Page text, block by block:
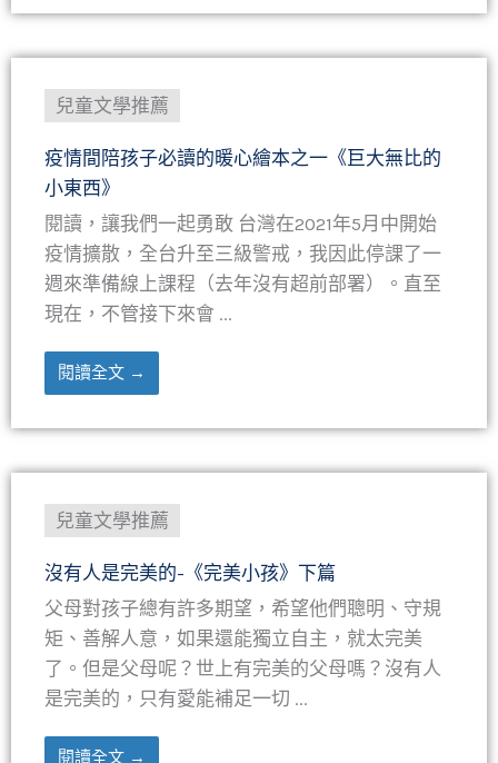
兒童文學推薦
疫情間陪孩子必讀的暖心繪本之一《巨大無比的
小東西》
閱讀，讓我們一起勇敢 台灣在2021年5月中開始
疫情擴散，全台升至三級警戒，我因此停課了一
週來準備線上課程（去年沒有超前部署）。直至
現在，不管接下來會 ...
閱讀全文 →
兒童文學推薦
沒有人是完美的-《完美小孩》下篇
父母對孩子總有許多期望，希望他們聰明、守規
矩、善解人意，如果還能獨立自主，就太完美
了。但是父母呢？世上有完美的父母嗎？沒有人
是完美的，只有愛能補足一切 ...
閱讀全文 →